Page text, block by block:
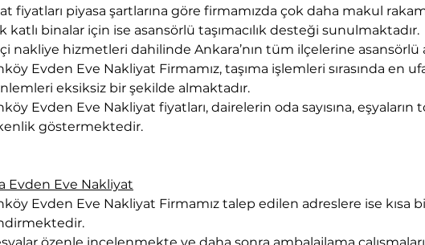
fiyatları piyasa şartlarına göre firmamızda çok daha makul
katlı binalar için ise asansörlü taşımacılık desteği sunulmaktadır.
nakliye hizmetleri dahilinde Ankara’nın tüm ilçelerine
Evden Eve Nakliyat Firmamız, taşıma işlemleri sırasında en
eksiksiz bir şekilde almaktadır.
Evden Eve Nakliyat fiyatları, dairelerin oda sayısına,
göstermektedir.
Evden Eve Nakliyat
Evden Eve Nakliyat Firmamız talep edilen adreslere ise kısa